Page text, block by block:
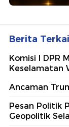
Berita
Komisi I DPR
Keselamatan
Ancaman
Pesan Politik
Geopolitik